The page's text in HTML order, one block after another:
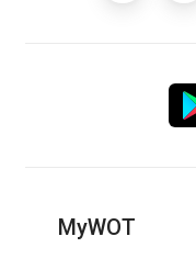
MyWOT